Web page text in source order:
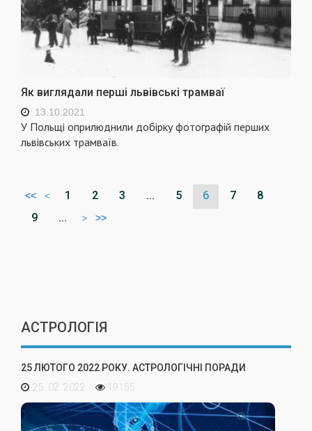
Як виглядали перші львівські трамваї
13.10.2021
У Польщі оприлюднили добірку фотографій перших
львівських трамваїв.
<< < 1 2 3 ... 5 6 7
8
9
... > >>
АСТРОЛОГІЯ
25 ЛЮТОГО 2022 РОКУ. АСТРОЛОГІЧНІ ПОРАДИ
25. 02. 2022
19155